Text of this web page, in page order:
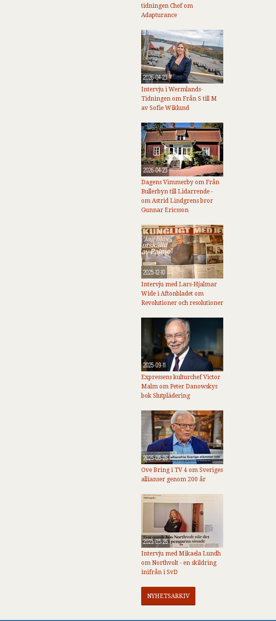
tidningen Chef om
Adapturance
2026-04-23
Intervju i Wermlands-
Tidningen om Från S till M
av Sofie Wiklund
2026-04-23
Dagens Vimmerby om Från
Bullerbyn till Lidarrende -
om Astrid Lindgrens bror
Gunnar Ericsson
2025-12-10
Intervju med Lars-Hjalmar
Wide i Aftonbladet om
Revolutioner och resolutioner
2025-09-11
Expressens kulturchef Victor
Malm om Peter Danowskys
bok Slutplädering
2025-05-26
Ove Bring i TV 4 om Sveriges
allianser genom 200 år
2025-05-26
Intervju med Mikaela Lundh
om Northvolt - en skildring
inifrån i SvD
NYHETSARKIV